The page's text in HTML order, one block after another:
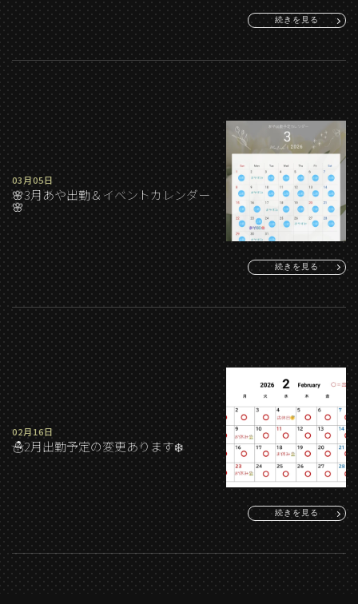
続きを見る
03月05日
🌸3月あや出勤＆イベントカレンダー
🌸
続きを見る
02月16日
☃️2月出勤予定の変更あります❄️
続きを見る